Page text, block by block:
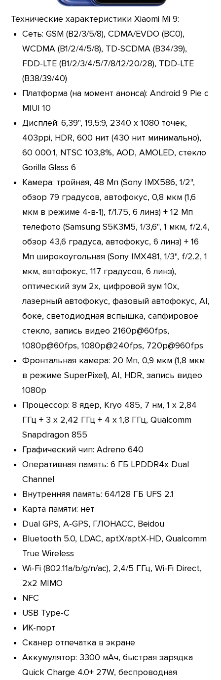
Технические характеристики Xiaomi Mi 9:
Сеть: GSM (B2/3/5/8), CDMA/EVDO (BC0),
WCDMA (B1/2/4/5/8), TD-SCDMA (B34/39),
FDD-LTE (B1/2/3/4/5/7/8/12/20/28), TDD-LTE
(B38/39/40)
Платформа (на момент анонса): Android 9 Pie с
MIUI 10
Дисплей: 6,39", 19,5:9, 2340 х 1080 точек,
403ppi, HDR, 600 нит (430 нит минимально),
60 000:1, NTSC 103,8%, AOD, AMOLED, стекло
Gorilla Glass 6
Камера: тройная, 48 Мп (Sony IMX586, 1/2",
обзор 79 градусов, автофокус, 0,8 мкм (1,6
мкм в режиме 4-в-1), f/1.75, 6 линз) + 12 Мп
телефото (Samsung S5K3M5, 1/3,6", 1 мкм, f/2.4,
обзор 43,6 градуса, автофокус, 6 линз) + 16
Мп широкоугольная (Sony IMX481, 1/3", f/2.2, 1
мкм, автофокус, 117 градусов, 6 линз),
оптический зум 2х, цифровой зум 10х,
лазерный автофокус, фазовый автофокус, AI,
боке, светодиодная вспышка, сапфировое
стекло, запись видео 2160p@60fps,
1080p@60fps, 1080p@240fps, 720p@960fps
Фронтальная камера: 20 Мп, 0,9 мкм (1,8 мкм
в режиме SuperPixel), AI, HDR, запись видео
1080р
Процессор: 8 ядер, Kryo 485, 7 нм, 1 х 2,84
ГГц + 3 х 2,42 ГГц + 4 х 1,8 ГГц, Qualcomm
Snapdragon 855
Графический чип: Adreno 640
Оперативная память: 6 ГБ LPDDR4x Dual
Channel
Внутренняя память: 64/128 ГБ UFS 2.1
Карта памяти: нет
Dual GPS, A-GPS, ГЛОНАСС, Beidou
Bluetooth 5.0, LDAC, aptX/aptX-HD, Qualcomm
True Wireless
Wi-Fi (802.11a/b/g/n/ac), 2,4/5 ГГц, Wi-Fi Direct,
2х2 MIMO
NFC
USB Type-C
ИК-порт
Сканер отпечатка в экране
Аккумулятор: 3300 мАч, быстрая зарядка
Quick Charge 4.0+ 27W, беспроводная